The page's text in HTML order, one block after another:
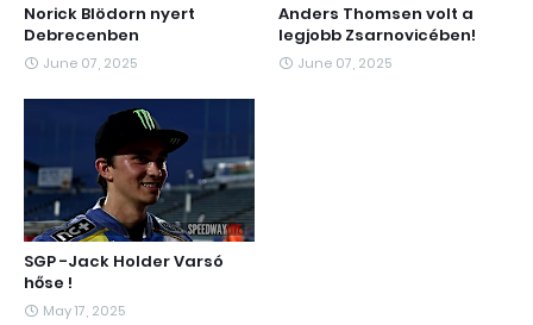
Norick Blödorn nyert
Debrecenben
June 07, 2025
Anders Thomsen volt a
legjobb Zsarnovicében!
June 07, 2025
SGP -Jack Holder Varsó
hőse !
May 17, 2025